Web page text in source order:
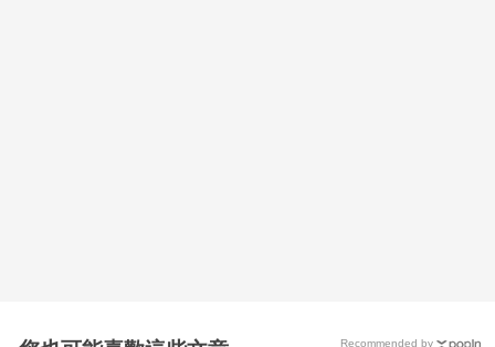
Recommended by